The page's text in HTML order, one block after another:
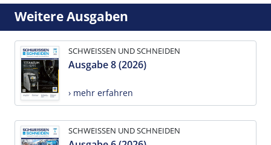
Weitere Ausgaben
SCHWEISSEN UND SCHNEIDEN
Ausgabe 8 (2026)
› mehr erfahren
SCHWEISSEN UND SCHNEIDEN